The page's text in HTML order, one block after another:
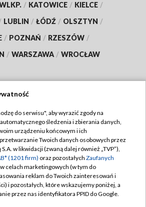
/ KATOWICE / KIELCE /
LUBLIN / ŁÓDŹ / OLSZTYN /
/ POZNAŃ / RZESZÓW /
/ WARSZAWA / WROCŁAW
TVP
TVP
Cyfrowa
Regulamin TVP
Polityka prywatności
Moje zgody
Pomoc
do serwisu", aby wyrazić zgody na
śledzenia i zbierania danych,
urządzeniu końcowym i ich
Twoich danych osobowych przez
w likwidacji (zwaną dalej również „TVP”),
(1201 firm) oraz pozostałych Zaufanych
celach marketingowych (w tym do
reklam do Twoich zainteresowań i
i pozostałych, które wskazujemy poniżej, a
przez nas identyfikatora PPID do Google.